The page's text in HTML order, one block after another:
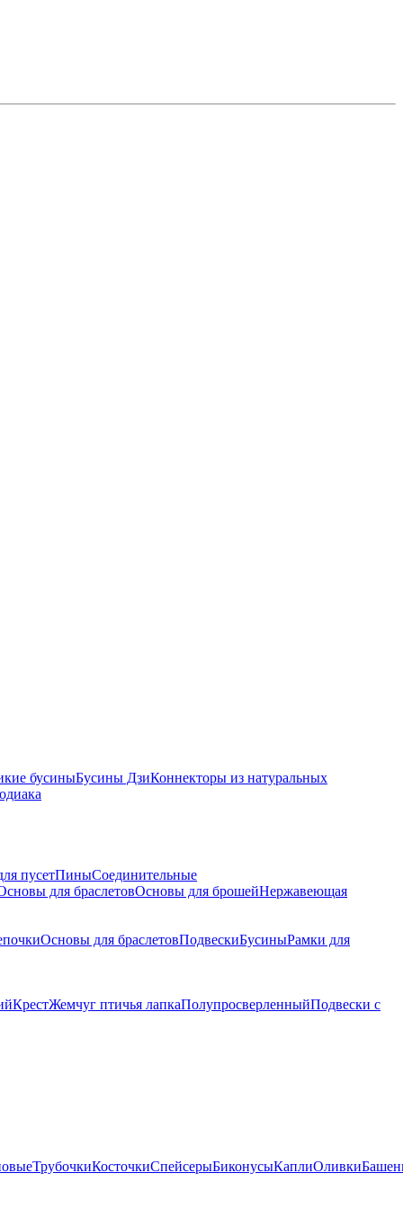
бусиныБусины ДзиКоннекторы из натуральных
пусетПиныСоединительные
для браслетовОсновы для брошейНержавеющая
Основы для браслетовПодвескиБусиныРамки для
КрестЖемчуг птичья лапкаПолупросверленныйПодвески с
ТрубочкиКосточкиСпейсерыБиконусыКаплиОливки